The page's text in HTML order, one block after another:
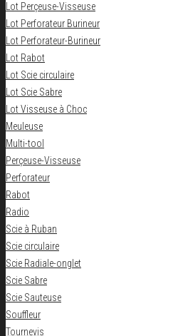
Lot Perçeuse-Visseuse
Lot Perforateur Burineur
Lot Perforateur-Burineur
Lot Rabot
Lot Scie circulaire
Lot Scie Sabre
Lot Visseuse à Choc
Meuleuse
Multi-tool
Perçeuse-Visseuse
Perforateur
Rabot
Radio
Scie à Ruban
Scie circulaire
Scie Radiale-onglet
Scie Sabre
Scie Sauteuse
Souffleur
Tournevis